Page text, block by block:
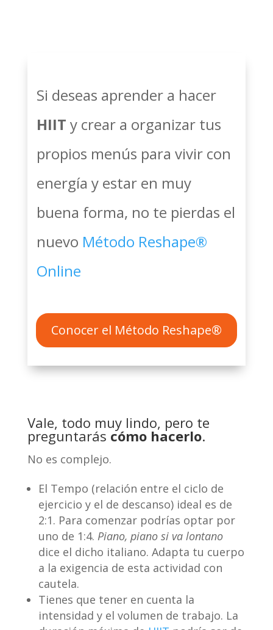
Si deseas aprender a hacer
HIIT y crear a organizar tus
propios menús para vivir con
energía y estar en muy
buena forma, no te pierdas el
nuevo Método Reshape®
Online
Conocer el Método Reshape®
Vale, todo muy lindo, pero te
preguntarás cómo hacerlo.
No es complejo.
El Tempo (relación entre el ciclo de
ejercicio y el de descanso) ideal es de
2:1. Para comenzar podrías optar por
uno de 1:4. Piano, piano si va lontano
dice el dicho italiano. Adapta tu cuerpo
a la exigencia de esta actividad con
cautela.
Tienes que tener en cuenta la
intensidad y el volumen de trabajo. La